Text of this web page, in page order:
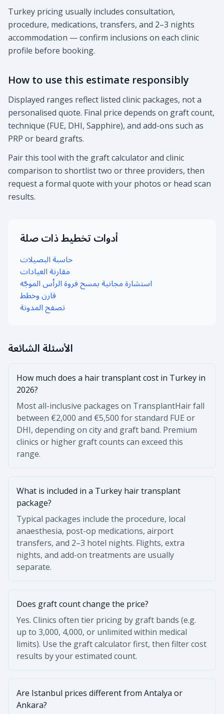
Turkey pricing usually includes consultation,
procedure, medications, transfers, and 2–3 nights
accommodation — confirm inclusions on each clinic
profile before booking.
How to use this estimate responsibly
Displayed ranges reflect listed clinic packages, not a
personalised quote. Final price depends on graft count,
technique (FUE, DHI, Sapphire), and add-ons such as
PRP or beard grafts.
Pair this tool with the graft calculator and clinic
comparison to shortlist two or three providers, then
request a formal quote with your photos or head scan
results.
أدوات تخطيط ذات صلة
حاسبة البصيلات
مقارنة العيادات
استشارة مجانية بمسح فروة الرأس الموجّه
قارن وخطط
تصفح المدونة
الأسئلة الشائعة
How much does a hair transplant cost in Turkey in
2026?
Most all-inclusive packages on TransplantHair fall
between €2,000 and €5,500 for standard FUE or
DHI, depending on city and graft band. Premium
clinics or higher graft counts can exceed this
range.
What is included in a Turkey hair transplant
package?
Typical packages include the procedure, local
anaesthesia, post-op medications, airport
transfers, and 2–3 hotel nights. Flights, extra
nights, and add-on treatments are usually
separate.
Does graft count change the price?
Yes. Clinics often tier pricing by graft bands (e.g.
up to 3,000, 4,000, or unlimited within medical
limits). Use the graft calculator first, then filter cost
results by your estimated count.
Are Istanbul prices different from Antalya or
Ankara?